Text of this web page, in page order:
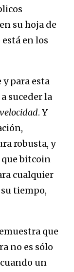
su hoja de
en los
y para esta
suceder la
. Y
robusta, y
bitcoin
cualquier
tiempo,
que
no es sólo
un